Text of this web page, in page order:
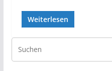
Weiterlesen